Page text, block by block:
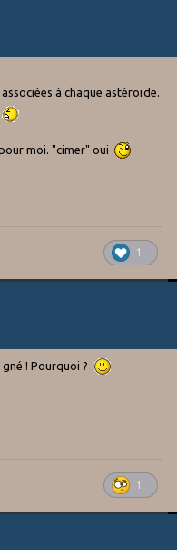
à chaque astéroïde.
moi. "cimer" oui
1
! Pourquoi ?
1